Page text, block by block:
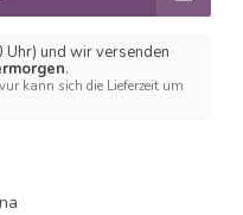
Uhr) und wir versenden
.
kann sich die Lieferzeit um